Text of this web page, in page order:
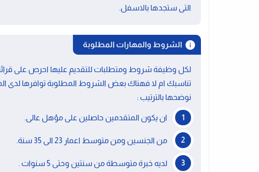
التى ستجدها بالاسفل.
الشروط والمهارات المطلوبة
لكل وظيفة شروط ومتطلبات للتقديم عليها احرص على
تناسبك ام لا فهناك بعض الشروط المطلوبة توافرها لدى
نوضحها بالترتيب :
ان يكون المتقدمين حاصلين على مؤهل عالى.
من الجنسين ومن متوسط اعمار 23 الى 35 سنة.
لديه خبرة متوسطة من سنتين وحتى 5 سنوات .